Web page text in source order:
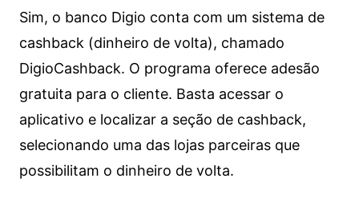
Sim, o banco Digio conta com um sistema de
cashback (dinheiro de volta), chamado
DigioCashback. O programa oferece adesão
gratuita para o cliente. Basta acessar o
aplicativo e localizar a seção de cashback,
selecionando uma das lojas parceiras que
possibilitam o dinheiro de volta.